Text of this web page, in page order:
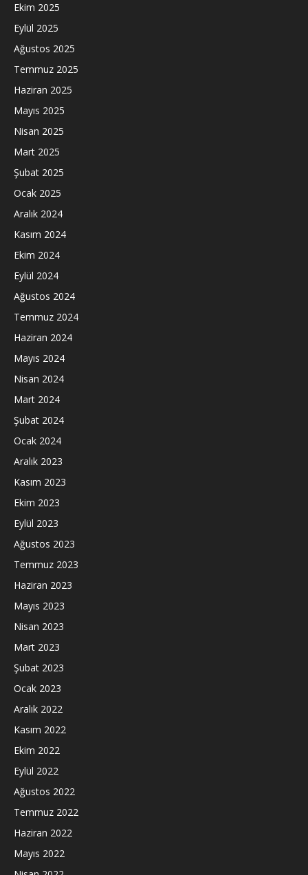
Ekim 2025
Eylül 2025
Ağustos 2025
Temmuz 2025
Haziran 2025
Mayıs 2025
Nisan 2025
Mart 2025
Şubat 2025
Ocak 2025
Aralık 2024
Kasım 2024
Ekim 2024
Eylül 2024
Ağustos 2024
Temmuz 2024
Haziran 2024
Mayıs 2024
Nisan 2024
Mart 2024
Şubat 2024
Ocak 2024
Aralık 2023
Kasım 2023
Ekim 2023
Eylül 2023
Ağustos 2023
Temmuz 2023
Haziran 2023
Mayıs 2023
Nisan 2023
Mart 2023
Şubat 2023
Ocak 2023
Aralık 2022
Kasım 2022
Ekim 2022
Eylül 2022
Ağustos 2022
Temmuz 2022
Haziran 2022
Mayıs 2022